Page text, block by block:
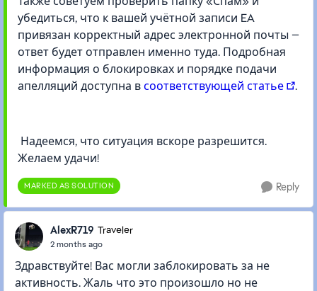
убедиться, что к вашей учётной записи EA
привязан корректный адрес электронной почты —
ответ будет отправлен именно туда. Подробная
информация о блокировках и порядке подачи
апелляций доступна всоответствующей статье .
Надеемся, что ситуация вскоре разрешится.
Желаем удачи!
MARKED AS SOLUTION Reply
AlexR719 Traveler
2 months ago
Здравствуйте! Вас могли заблокировать за не
активность. Жаль что это произошло но не